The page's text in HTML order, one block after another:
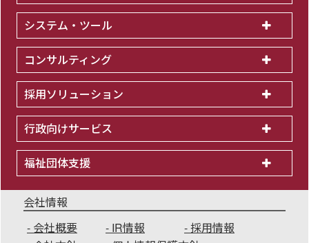
システム・ツール
コンサルティング
採用ソリューション
行政向けサービス
福祉団体支援
会社情報
会社概要
IR情報
採用情報